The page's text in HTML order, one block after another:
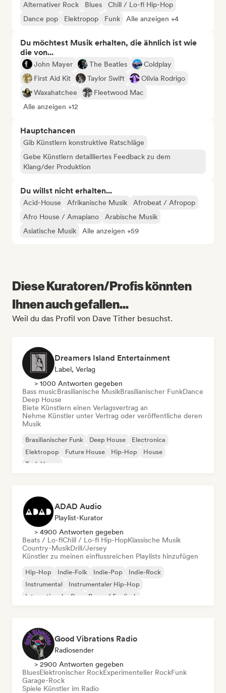
Alternativer Rock Blues
Chill / Lo-fi Hip-Hop
Dance pop
Elektropop Funk Alle anzeigen +4
Du möchtest Musik erhalten, die ähnlich ist wie
die von...
John Mayer The Beatles
Coldplay
First Aid Kit
Taylor Swift
Olivia Rodrigo
Waxahatchee
Fleetwood Mac
Alle anzeigen +12
Hauptchancen
Gib Künstlern konstruktive Ratschläge
Gebe Künstlern detailliertes Feedback zu dem
Klang/der Produktion
Du willst nicht erhalten...
Acid-House Afrikanische Musik
Afrobeat / Afropop
Afro House / Amapiano
Arabische Musik
Asiatische Musik
Alle anzeigen +59
Diese Kuratoren/Profis könnten
Ihnen auch gefallen...
Weil du das Profil von Dave Tither besuchst.
Dreamers Island Entertainment
Label, Verlag
> 1000 Antworten gegeben
Bass musicBrasilianische MusikBrasilianischer FunkDance
Deep House
Biete Künstlern einen Verlagsvertrag an
Nehme Künstler unter Vertrag oder veröffentliche deren
Musik
Brasilianischer Funk Deep House
Electronica
Elektropop
Future House Hip-Hop
House
Tech House
ADAD Audio
Playlist-Kurator
> 4900 Antworten gegeben
Beats / Lo-fiChill / Lo-fi Hip-HopKlassische Musik
Country-MusikDrill/Jersey
Künstler zu meinen einflussreichen Playlists hinzufügen
Hip-Hop Indie-Folk Indie-Pop
Indie-Rock
Instrumental
Instrumentaler Hip-Hop
Internationaler Rap
Rap auf Englisch
Good Vibrations Radio
Radiosender
> 2900 Antworten gegeben
BluesElektronischer RockExperimenteller RockFunk
Garage-Rock
Spiele Künstler im Radio